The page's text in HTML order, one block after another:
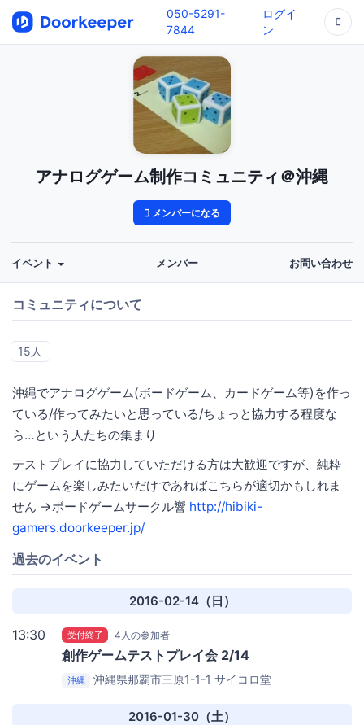
050-5291-
7844
ログイ
ン
アナログゲーム制作コミュニティ＠沖縄
メンバーになる
イベント メンバー お問い合わせ
コミュニティについて
15人
沖縄でアナログゲーム(ボードゲーム、カードゲーム等)を作っ
ている/作ってみたいと思っている/ちょっと協力する程度な
ら…という人たちの集まり
テストプレイに協力していただける方は大歓迎ですが、純粋
にゲームを楽しみたいだけであればこちらが適切かもしれま
せん →ボードゲームサークル響 http://hibiki-
gamers.doorkeeper.jp/
過去のイベント
2016-02-14（日）
13:30 受付終了 4人の参加者
創作ゲームテストプレイ会 2/14
沖縄 沖縄県那覇市三原1-1-1 サイコロ堂
2016-01-30（土）